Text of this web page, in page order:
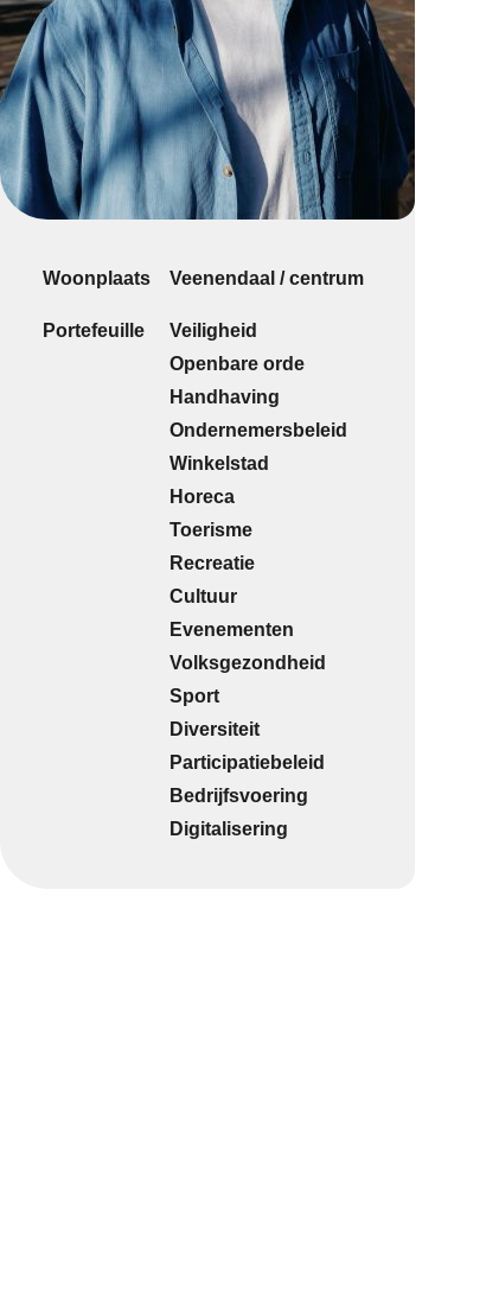
Woonplaats Veenendaal / centrum
Portefeuille
Veiligheid
Openbare orde
Handhaving
Ondernemersbeleid
Winkelstad
Horeca
Toerisme
Recreatie
Cultuur
Evenementen
Volksgezondheid
Sport
Diversiteit
Participatiebeleid
Bedrijfsvoering
Digitalisering